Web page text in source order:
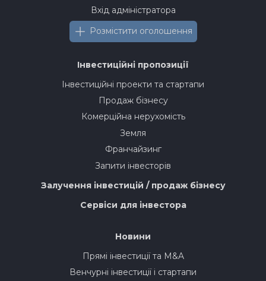
Вхід адміністратора
Розмістити оголошення
Інвестиційні пропозиції
Інвестиційні проекти та стартапи
Продаж бізнесу
Комерційна нерухомість
Земля
Франчайзинг
Запити інвесторів
Залучення інвестицій / продаж бізнесу
Сервіси для інвестора
Новини
Прямі інвестиції та M&A
Венчурні інвестиції і стартапи